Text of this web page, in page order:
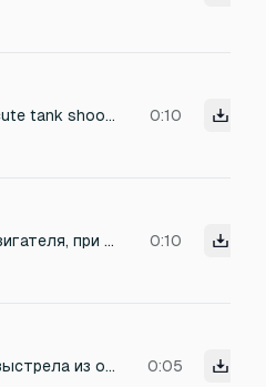
for a cute tank shooting game need a sound that loops when healing or repairing tank 0:10
рев двигателя, при максимальных оборотах у дизельного танка 0:10
Звук выстрела из основного орудия танка абрамс (Cannon Shot): Очень громкий, с мощным низкочастотным ударом. Нужен также звук отдачи (механизма). 0:05